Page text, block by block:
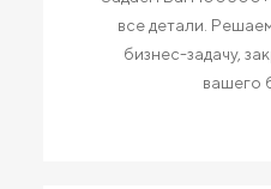
все детали.
бизнес-задачу,
вашего